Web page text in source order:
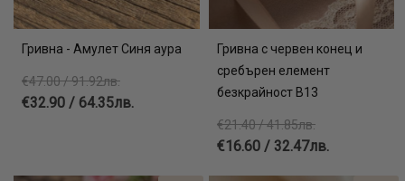
Гривна - Амулет Синя аура
€47.00 / 91.92лв.
€32.90 / 64.35лв.
Гривна с червен конец и
сребърен елемент
безкрайност В13
€21.40 / 41.85лв.
€16.60 / 32.47лв.